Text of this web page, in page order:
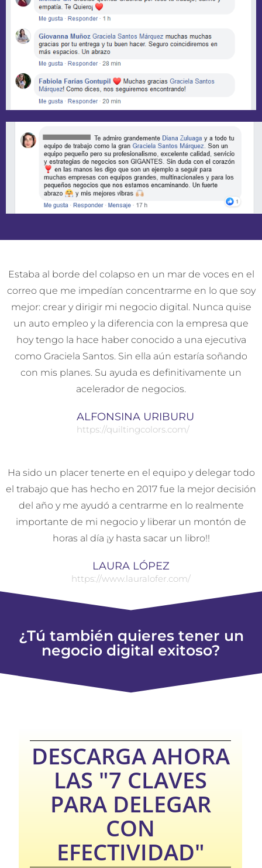
Estaba al borde del colapso en un mar de voces en el
correo que me impedían concentrarme en lo que soy
mejor: crear y dirigir mi negocio digital. Nunca quise
un auto empleo y la diferencia con la empresa que
hoy tengo la hace haber conocido a una ejecutiva
como Graciela Santos. Sin ella aún estaría soñando
con mis planes. Su ayuda es definitivamente un
acelerador de negocios.
ALFONSINA URIBURU
https://quiltingcolors.com/
Ha sido un placer tenerte en el equipo y delegar todo
el trabajo que has hecho en 2017 fue la mejor decisión
del año y me ayudó a centrarme en lo realmente
importante de mi negocio y liberar un montón de
horas al día ¡y hasta sacar un libro!!
LAURA LÓPEZ
https://www.lauralofer.com/
¿Tú también quieres tener un
negocio digital exitoso?
DESCARGA AHORA
LAS "7 CLAVES
PARA DELEGAR
CON
EFECTIVIDAD"